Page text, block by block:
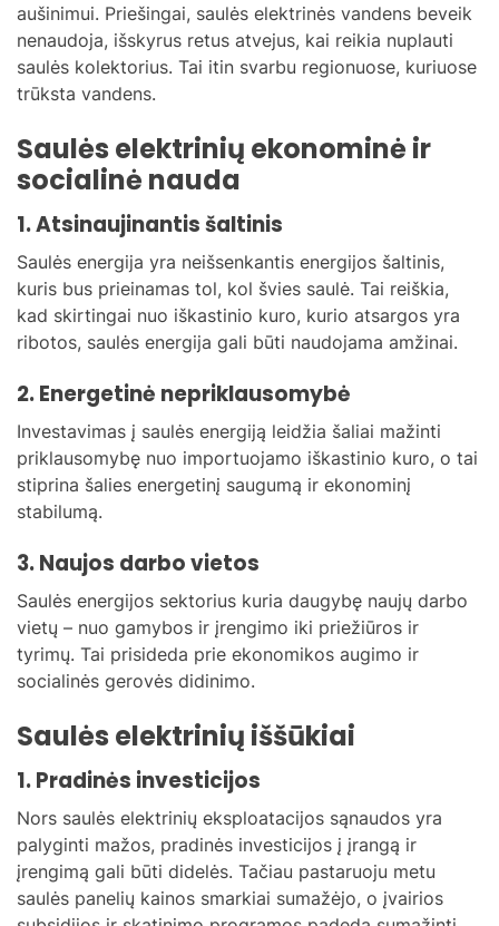
aušinimui. Priešingai, saulės elektrinės vandens beveik
nenaudoja, išskyrus retus atvejus, kai reikia nuplauti
saulės kolektorius. Tai itin svarbu regionuose, kuriuose
trūksta vandens.
Saulės elektrinių ekonominė ir
socialinė nauda
1. Atsinaujinantis šaltinis
Saulės energija yra neišsenkantis energijos šaltinis,
kuris bus prieinamas tol, kol švies saulė. Tai reiškia,
kad skirtingai nuo iškastinio kuro, kurio atsargos yra
ribotos, saulės energija gali būti naudojama amžinai.
2. Energetinė nepriklausomybė
Investavimas į saulės energiją leidžia šaliai mažinti
priklausomybę nuo importuojamo iškastinio kuro, o tai
stiprina šalies energetinį saugumą ir ekonominį
stabilumą.
3. Naujos darbo vietos
Saulės energijos sektorius kuria daugybę naujų darbo
vietų – nuo gamybos ir įrengimo iki priežiūros ir
tyrimų. Tai prisideda prie ekonomikos augimo ir
socialinės gerovės didinimo.
Saulės elektrinių iššūkiai
1. Pradinės investicijos
Nors saulės elektrinių eksploatacijos sąnaudos yra
palyginti mažos, pradinės investicijos į įrangą ir
įrengimą gali būti didelės. Tačiau pastaruoju metu
saulės panelių kainos smarkiai sumažėjo, o įvairios